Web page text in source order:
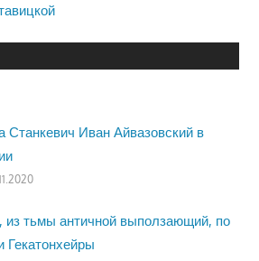
Станкевич Иван Айвазовский в
из тьмы античной выползающий, по
Гекатонхейры